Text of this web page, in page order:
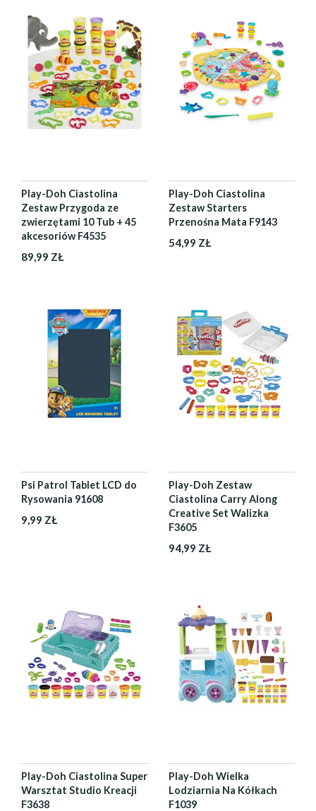
Play-Doh Ciastolina
Zestaw Przygoda ze
zwierzętami 10 Tub + 45
akcesoriów F4535
89,99 ZŁ
Play-Doh Ciastolina
Zestaw Starters
Przenośna Mata F9143
54,99 ZŁ
Psi Patrol Tablet LCD do
Rysowania 91608
9,99 ZŁ
Play-Doh Zestaw
Ciastolina Carry Along
Creative Set Walizka
F3605
94,99 ZŁ
Play-Doh Ciastolina Super
Warsztat Studio Kreacji
F3638
Play-Doh Wielka
Lodziarnia Na Kółkach
F1039